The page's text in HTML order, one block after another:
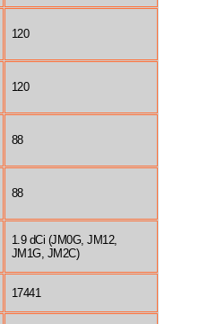
120
120
88
88
1.9 dCi (JM0G, JM12,
JM1G, JM2C)
17441